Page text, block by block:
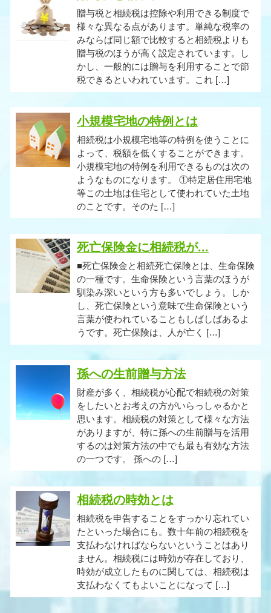
贈与税と相続税は控除や利用できる制度で
様々な異なる点があります。単純な税率の
みならば同じ額で比較すると相続税よりも
贈与税のほうが高く設定されています。し
かし、一般的には贈与を利用することで節
税できるといわれています。これ […]
小規模宅地の特例とは
相続税は小規模宅地等の特例を使うことに
よって、税額を低くすることができます。
小規模宅地の特例を利用できるものは次の
ようなものになります。 ①特定居住用宅地
等この土地は住宅として使われていた土地
のことです。そのた […]
死亡保険金に相続税が...
■死亡保険金と相続死亡保険とは、生命保険
の一種です。生命保険という言葉のほうが
馴染み深いという方も多いでしょう。しか
し、死亡保険という意味で生命保険という
言葉が使われていることもしばしばあるよ
うです。死亡保険は、人が亡く […]
孫への生前贈与方法
財産が多く、相続税が心配で相続税の対策
をしたいとお考えの方がいらっしゃるかと
思います。相続税の対策として様々な方法
がありますが、特に孫への生前贈与を活用
するのは対策方法の中でも最も有効な方法
の一つです。 孫への […]
相続税の時効とは
相続税を申告することをすっかり忘れてい
たといった場合にも。数十年前の相続税を
支払わなければならないということはあり
ません。相続税には時効が存在しており、
時効が成立したものに関しては、相続税は
支払わなくてもよいことになって […]